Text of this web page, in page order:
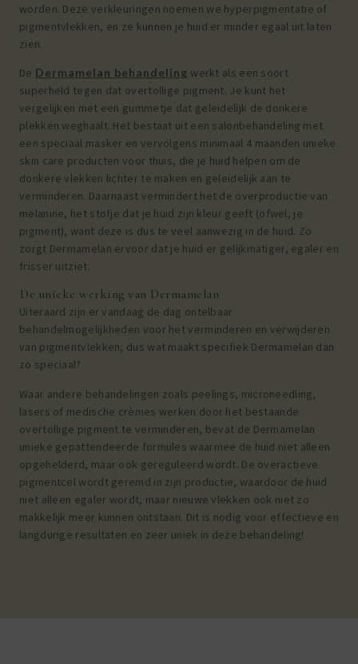
worden. Deze verkleuringen noemen we hyperpigmentatie of
pigmentvlekken, en ze kunnen je huid er minder egaal uit laten
zien.
De Dermamelan behandeling werkt als een soort
superheld tegen dat overtollige pigment. Je kunt het
vergelijken met een gummetje dat geleidelijk de donkere
plekken weghaalt. Het bestaat uit een salonbehandeling met
een speciaal masker en vervolgens minimaal 4 maanden unieke
skin care producten voor thuis, die je huid helpen om de
donkere vlekken lichter te maken en geleidelijk aan te
verminderen. Daarnaast vermindert het de overproductie van
melanine, het stofje dat je huid zijn kleur geeft (ofwel, je
pigment), want deze is dus te veel aanwezig in de huid. Zo
zorgt Dermamelan ervoor dat je huid er gelijkmatiger, egaler en
frisser uitziet.
De unieke werking van Dermamelan
Uiteraard zijn er vandaag de dag ontelbaar
behandelmogelijkheden voor het verminderen en verwijderen
van pigmentvlekken, dus wat maakt specifiek Dermamelan dan
zo speciaal?
Waar andere behandelingen zoals peelings, microneedling,
lasers of medische crèmes werken door het bestaande
overtollige pigment te verminderen, bevat de Dermamelan
unieke gepattendeerde formules waarmee de huid niet alleen
opgehelderd, maar ook gereguleerd wordt. De overactieve
pigmentcel wordt geremd in zijn productie, waardoor de huid
niet alleen egaler wordt, maar nieuwe vlekken ook niet zo
makkelijk meer kunnen ontstaan. Dit is nodig voor effectieve en
langdurige resultaten en zeer uniek in deze behandeling!